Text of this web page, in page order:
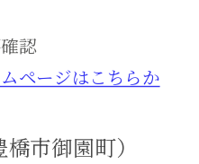
認
ページはこちらか
市御園町）